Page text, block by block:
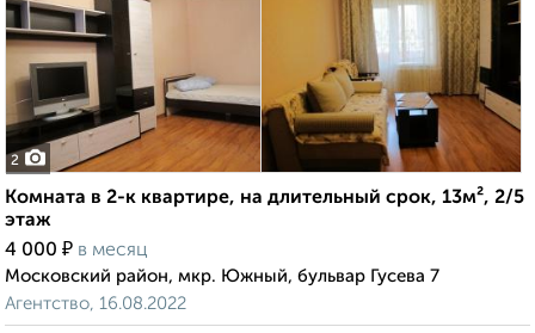
2
Комната в 2-к квартире, на длительный срок, 13м², 2/5
этаж
4 000 ₽ в месяц
Московский район, мкр. Южный, бульвар Гусева 7
Агентство, 16.08.2022